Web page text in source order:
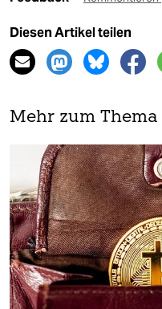
Diesen Artikel teilen
Mehr zum Thema